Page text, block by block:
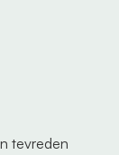
tevreden